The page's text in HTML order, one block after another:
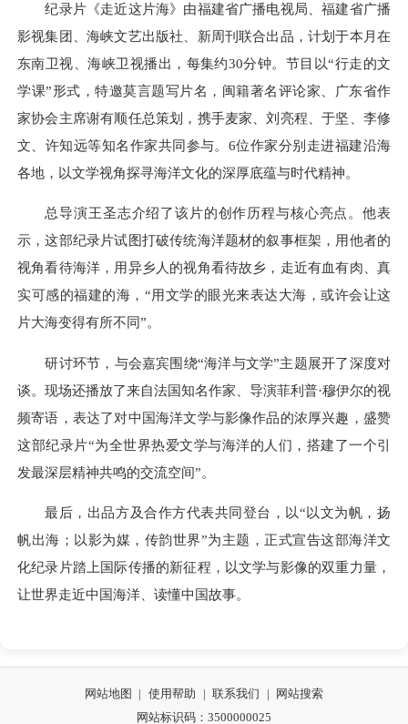
纪录片《走近这片海》由福建省广播电视局、福建省广播
影视集团、海峡文艺出版社、新周刊联合出品，计划于本月在
东南卫视、海峡卫视播出，每集约30分钟。节目以“行走的文
学课”形式，特邀莫言题写片名，闽籍著名评论家、广东省作
家协会主席谢有顺任总策划，携手麦家、刘亮程、于坚、李修
文、许知远等知名作家共同参与。6位作家分别走进福建沿海
各地，以文学视角探寻海洋文化的深厚底蕴与时代精神。
总导演王圣志介绍了该片的创作历程与核心亮点。他表
示，这部纪录片试图打破传统海洋题材的叙事框架，用他者的
视角看待海洋，用异乡人的视角看待故乡，走近有血有肉、真
实可感的福建的海，“用文学的眼光来表达大海，或许会让这
片大海变得有所不同”。
研讨环节，与会嘉宾围绕“海洋与文学”主题展开了深度对
谈。现场还播放了来自法国知名作家、导演菲利普·穆伊尔的视
频寄语，表达了对中国海洋文学与影像作品的浓厚兴趣，盛赞
这部纪录片“为全世界热爱文学与海洋的人们，搭建了一个引
发最深层精神共鸣的交流空间”。
最后，出品方及合作方代表共同登台，以“以文为帆，扬
帆出海；以影为媒，传韵世界”为主题，正式宣告这部海洋文
化纪录片踏上国际传播的新征程，以文学与影像的双重力量，
让世界走近中国海洋、读懂中国故事。
网站地图 | 使用帮助 | 联系我们 | 网站搜索
网站标识码：3500000025